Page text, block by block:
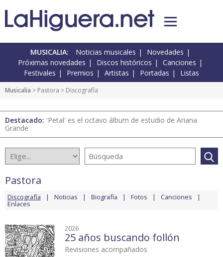
MUSICALIA: Noticias musicales
Novedades
Próximas novedades
Discos históricos
Canciones
Festivales
Premios Artistas Portadas Listas
Musicalia > Pastora > Discografía
Destacado: 'Petal' es el octavo álbum de estudio de Ariana
Grande
Pastora
Discografía Noticias Biografía Fotos Canciones
Enlaces
2026
25 años buscando follón
Revisiones acompañados